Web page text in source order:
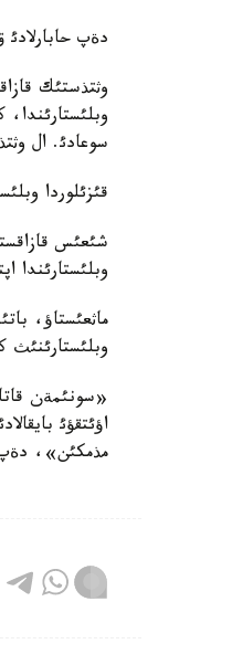
دةپ
وثتذستئك
سوعادئ. ال
قئزئلوردا وبلئسئندا سةكؤندئنا 15-20
شئعئس
وبلئستارئندا
ماثعئستاؤ،
وبلئستارئنئث كةي جةرلةرئندة
«سونئمةن
اؤئتقؤئ
مذمكئن»،